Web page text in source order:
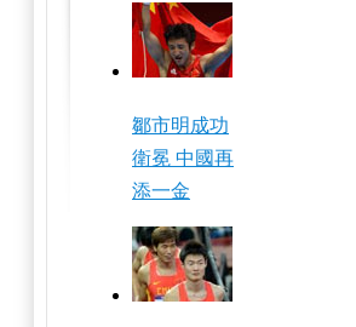
鄒市明成功
衛冕 中國再
添一金